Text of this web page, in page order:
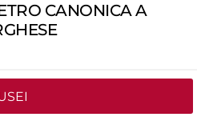
CANONICA A